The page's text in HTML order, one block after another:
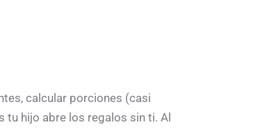
calcular porciones (casi
tu hijo abre los regalos sin ti. Al